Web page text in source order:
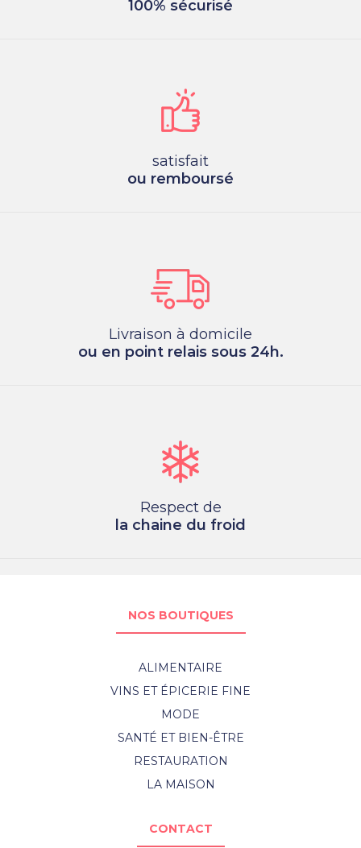
100% sécurisé
satisfait
ou remboursé
Livraison à domicile
ou en point relais sous 24h.
Respect de
la chaine du froid
NOS BOUTIQUES
ALIMENTAIRE
VINS ET ÉPICERIE FINE
MODE
SANTÉ ET BIEN-ÊTRE
RESTAURATION
LA MAISON
CONTACT